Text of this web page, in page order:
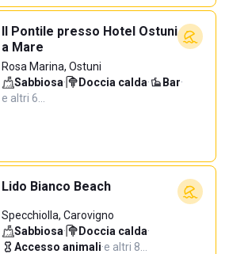
Il Pontile presso Hotel Ostuni
a Mare
Rosa Marina, Ostuni
Sabbiosa· Doccia calda· Bar·
e altri 6…
Lido Bianco Beach
Specchiolla, Carovigno
Sabbiosa· Doccia calda·
Accesso animali·e altri 8…